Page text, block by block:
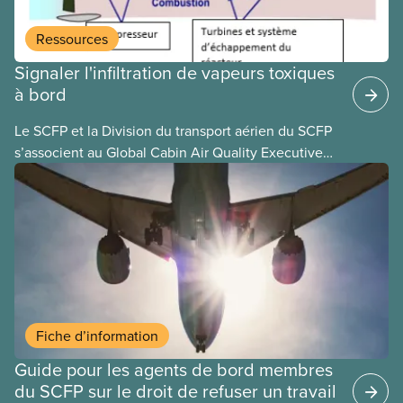
qui luttaient pour mettre fin au travail non payé et
aux salaires de misère.
Ressources
Signaler l'infiltration de vapeurs toxiques
à bord
Le SCFP et la Division du transport aérien du SCFP
s’associent au Global Cabin Air Quality Executive
(GCAQE), le cadre mondial de la qualité de l’air
dans les cabines, pour permettre à leurs membres
d’utiliser le Global Cabin Air Reporting System
(GCARS), le système mondial de déclaration
d’incidents liés à la qualité de l’air dans les cabines.
Fiche d’information
Guide pour les agents de bord membres
du SCFP sur le droit de refuser un travail